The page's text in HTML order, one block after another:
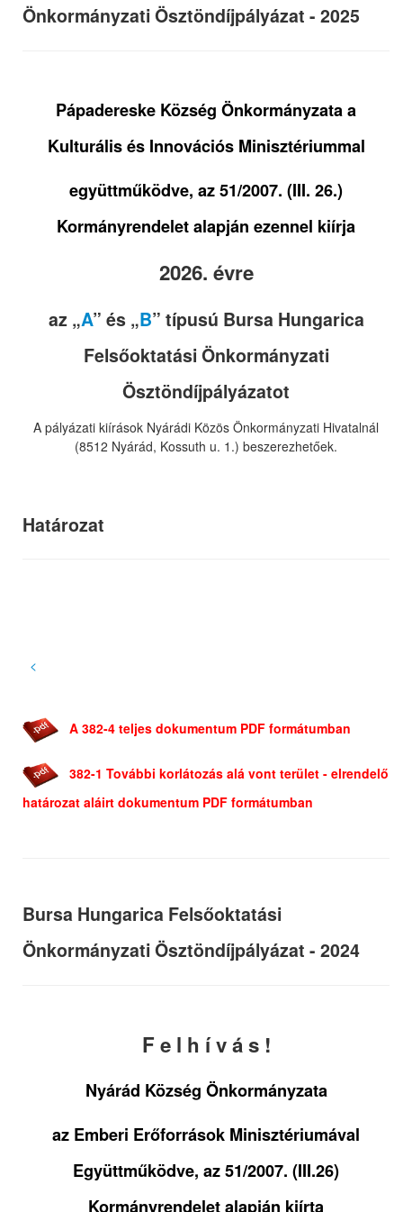
Önkormányzati Ösztöndíjpályázat - 2025
Pápadereske Község Önkormányzata a
Kulturális és Innovációs Minisztériummal
együttműködve, az 51/2007. (III. 26.)
Kormányrendelet alapján ezennel kiírja
2026. évre
az „A” és „B” típusú Bursa Hungarica
Felsőoktatási Önkormányzati
Ösztöndíjpályázatot
A pályázati kiírások Nyárádi Közös Önkormányzati Hivatalnál
(8512 Nyárád, Kossuth u. 1.) beszerezhetőek.
Határozat
<
A 382-4 teljes dokumentum PDF formátumban
382-1 További korlátozás alá vont terület - elrendelő
határozat aláirt dokumentum PDF formátumban
Bursa Hungarica Felsőoktatási
Önkormányzati Ösztöndíjpályázat - 2024
F e l h í v á s !
Nyárád Község Önkormányzata
az Emberi Erőforrások Minisztériumával
Együttműködve, az 51/2007. (III.26)
Kormányrendelet alapján kiírta